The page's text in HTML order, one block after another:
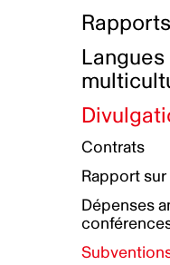
Plan de
Groupe de
Plan
Plan
Boîte à
Collecte de
Plan
Prix et
Nos
Contrats
Rapport
Dépenses